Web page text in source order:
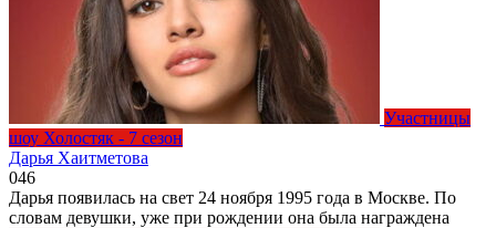
Участницы
шоу Холостяк - 7 сезон
Дарья Хаитметова
046
Дарья появилась на свет 24 ноября 1995 года в Москве. По
словам девушки, уже при рождении она была награждена